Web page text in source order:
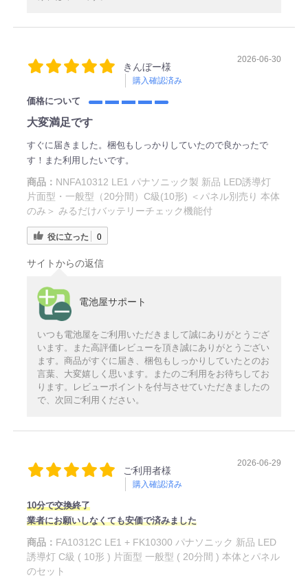
きんぼー様
購入確認済み
2026-06-30
価格について
大変満足です
すぐに届きました。梱包もしっかりしていたので良かったで
す！また利用したいです。
商品： NNFA10312 LE1 パナソニック製 新品 LED誘導灯
片面型・一般型（20分間）C級(10形) ＜パネル別売り 本体
のみ＞ みるだけバッテリーチェック機能付
役に立った 0
サイトからの返信
電池屋サポート
いつも電池屋をご利用いただきまして誠にありがとうござ
います。また高評価レビューを頂き誠にありがとうござい
ます。商品がすぐに届き、梱包もしっかりしていたとのお
言葉、大変嬉しく思います。またのご利用をお待ちしてお
ります。レビューポイントを付与させていただきましたの
で、次回ご利用ください。
ご利用者様
購入確認済み
2026-06-29
10分で交換終了
業者にお願いしなくても安価で済みました
商品： FA10312C LE1 + FK10300 パナソニック 新品 LED
誘導灯 C級 ( 10形 ) 片面型 一般型 ( 20分間 ) 本体とパネル
のセット